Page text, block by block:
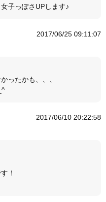
子っぽさUPします♪
2017/06/25 09:11:07
ったかも、、、
2017/06/10 20:22:58
！